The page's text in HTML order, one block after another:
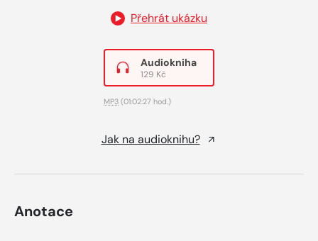
Přehrát ukázku
Audiokniha
129 Kč
MP3 (01:02:27 hod.)
Jak na audioknihu?
Anotace